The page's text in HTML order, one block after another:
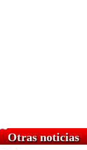
Otras noticias